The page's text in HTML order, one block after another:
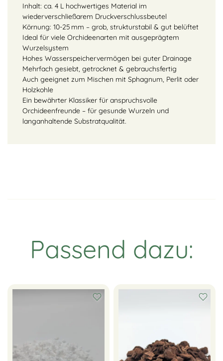
Inhalt: ca. 4 L hochwertiges Material im
wiederverschließarem Druckverschlussbeutel
Körnung: 10-25 mm – grob, strukturstabil & gut belüftet
Ideal für viele Orchideenarten mit ausgeprägtem
Wurzelsystem
Hohes Wasserspeichervermögen bei guter Drainage
Mehrfach gesiebt, getrocknet & gebrauchsfertig
Auch geeignet zum Mischen mit Sphagnum, Perlit oder
Holzkohle
Ein bewährter Klassiker für anspruchsvolle
Orchideenfreunde – für gesunde Wurzeln und
langanhaltende Substratqualität.
Passend dazu: